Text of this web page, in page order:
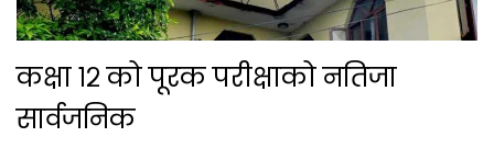
कक्षा १२ को पूरक परीक्षाको नतिजा
सार्वजनिक